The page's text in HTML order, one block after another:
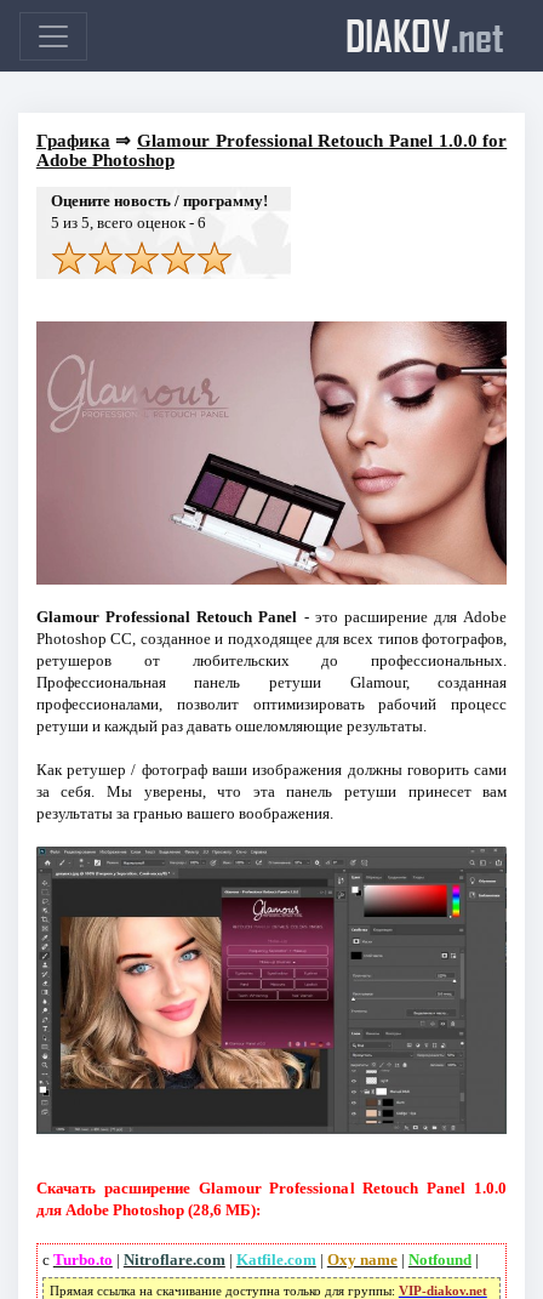
DIAKOV.net
Графика ⇒Glamour Professional Retouch Panel 1.0.0 for
Adobe Photoshop
Оцените новость / программу!
5 из 5, всего оценок - 6
Glamour Professional Retouch Panel - это расширение для Adobe
Photoshop CC, созданное и подходящее для всех типов фотографов,
ретушеров от любительских до профессиональных.
Профессиональная панель ретуши Glamour, созданная
профессионалами, позволит оптимизировать рабочий процесс
ретуши и каждый раз давать ошеломляющие результаты.
Как ретушер / фотограф ваши изображения должны говорить сами
за себя. Мы уверены, что эта панель ретуши принесет вам
результаты за гранью вашего воображения.
Скачать расширение Glamour Professional Retouch Panel 1.0.0
для Adobe Photoshop (28,6 МБ):
с Turbo.to | Nitroflare.com | Katfile.com | Oxy name| Notfound|
Прямая ссылка на скачивание доступна только для группы: VIP-diakov.net